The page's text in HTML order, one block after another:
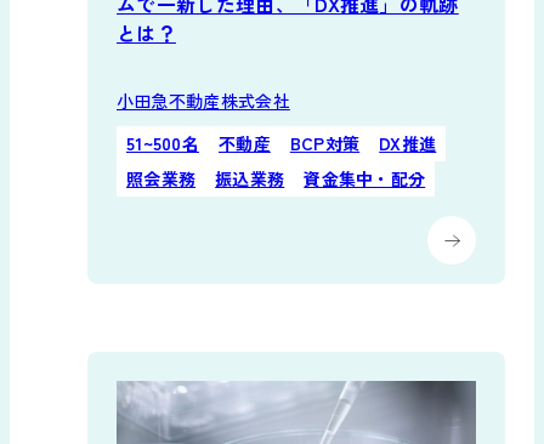
とは？
小田急不動産株式会社
51~500名
不動産 BCP対策
DX推進
照会業務
振込業務 資金集中・配分